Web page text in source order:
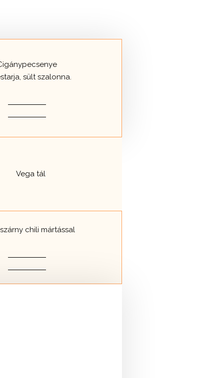
sült szalonna.
chili mártással